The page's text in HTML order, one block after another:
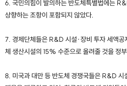
6. 국민의힘이 발의하는 반도체특별법에는
상향하는 조항이 포함되지 않았다.
7. 경제단체들은 R&D 시설·장비 투자 세액
체 생산시설의 15% 수준으로 올려줄 것을 정
8. 미국과 대만 등 반도체 경쟁국들은 R&D 시